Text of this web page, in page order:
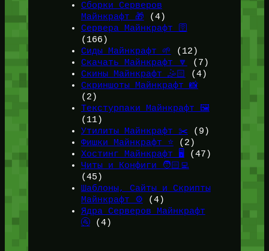
Сборки Серверов
Майнкрафт 🎁 (4)
Сервера Майнкрафт 🛜
(166)
Сиды Майнкрафт 🌱
(12)
Скачать Майнкрафт 🔽
(7)
Скины Майнкрафт 🤹🏻
(4)
Скриншоты Майнкрафт 📸
(2)
Текстурпаки Майнкрафт 🖼️
(11)
Утилиты Майнкрафт ✂️ (9)
Фишки Майнкрафт ⭐(2)
Хостинг Майнкрафт 🖥️ (47)
Читы и Конфиги 🧑🏻‍💻
(45)
Шаблоны, Сайты и Скрипты
Майнкрафт ⚙️ (4)
Ядра Серверов Майнкрафт
🚰(4)